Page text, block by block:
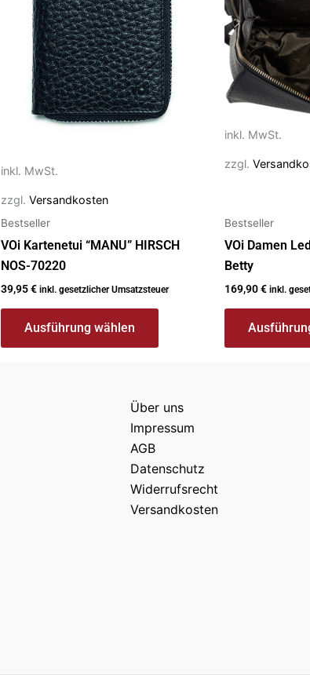
inkl. MwSt.
zzgl. Versandkosten
Bestseller
VOi Kartenetui “MANU” HIRSCH
NOS-70220
39,95€ inkl. gesetzlicher Umsatzsteuer
Ausführung wählen
Optionen
können
werden
inkl. MwSt.
zzgl.
Bestseller
VOi Damen
Betty
169,90€ inkl.
auf.
Die
Optionen
können
auf
Produktseite
werden
Über uns
Impressum
AGB
Datenschutz
Widerrufsrecht
Versandkosten